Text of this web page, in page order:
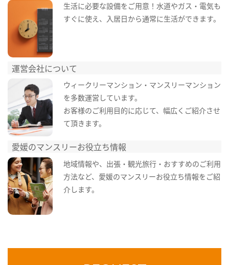
生活に必要な設備をご用意！水道やガス・電気も
すぐに使え、入居日から通常に生活ができます。
運営会社について
ウィークリーマンション・マンスリーマンション
を多数運営しています。
お客様のご利用目的に応じて、幅広くご紹介させ
て頂きます。
愛媛のマンスリーお役立ち情報
地域情報や、出張・観光旅行・おすすめのご利用
方法など、愛媛のマンスリーお役立ち情報をご紹
介します。